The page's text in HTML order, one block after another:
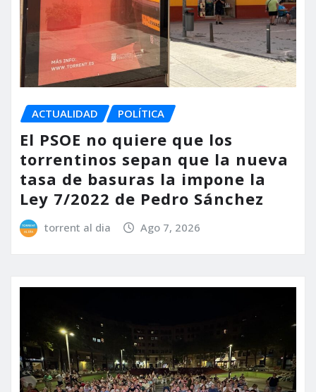
ACTUALIDAD POLÍTICA
El PSOE no quiere que los
torrentinos sepan que la nueva
tasa de basuras la impone la
Ley 7/2022 de Pedro Sánchez
torrent al dia Ago 7, 2026